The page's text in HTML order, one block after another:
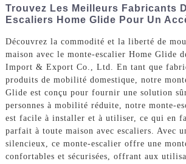
Trouvez Les Meilleurs Fabricants
Escaliers Home Glide Pour Un
Découvrez la commodité et la liberté de
maison avec le monte-escalier Home Glide
Import & Export Co., Ltd. En tant que
produits de mobilité domestique, notre
Glide est conçu pour fournir une solution
personnes à mobilité réduite, notre monte-
est facile à installer et à utiliser, ce qui en
parfait à toute maison avec escaliers. Avec
silencieux, ce monte-escalier offre une
confortables et sécurisées, offrant aux